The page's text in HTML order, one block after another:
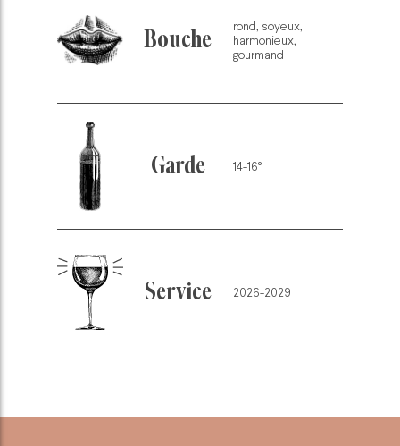
Bouche
rond, soyeux,
harmonieux,
gourmand
Garde 14-16°
Service 2026-2029